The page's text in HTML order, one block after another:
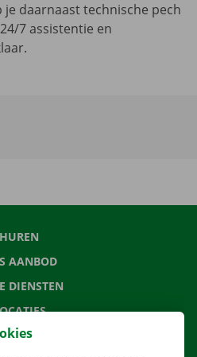
je daarnaast technische pech
7 assistentie en
HUREN
AANBOD
DIENSTEN
APP